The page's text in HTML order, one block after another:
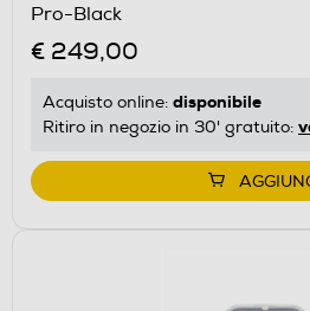
Pro-Black
€ 249,00
Acquisto online: disponibile
Ritiro in negozio in 30' gratuito: